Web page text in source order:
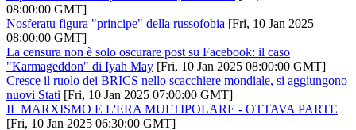
08:00:00 GMT]
Nosferatu figura "principe" della russofobia [Fri, 10 Jan 2025
08:00:00 GMT]
La censura non è solo oscurare post su Facebook: il caso
"Karmageddon" di Iyah May [Fri, 10 Jan 2025 08:00:00 GMT]
Cresce il ruolo dei BRICS nello scacchiere mondiale, si aggiungono
nuovi Stati [Fri, 10 Jan 2025 07:00:00 GMT]
IL MARXISMO E L'ERA MULTIPOLARE - OTTAVA PARTE
[Fri, 10 Jan 2025 06:30:00 GMT]